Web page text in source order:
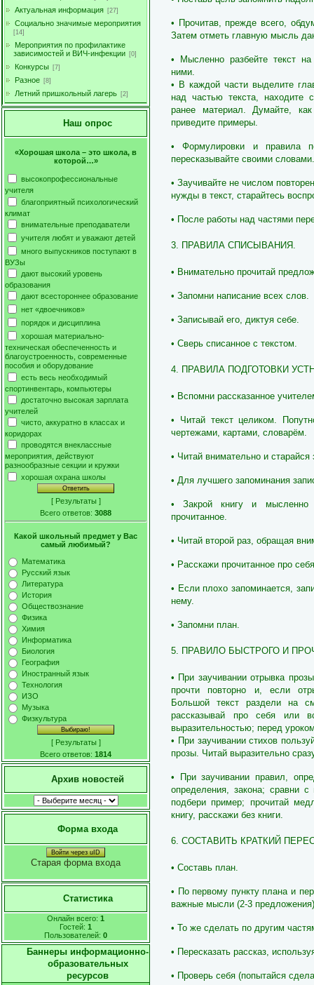
Актуальная информация [27]
Социально значимые мероприятия
[14]
Мероприятия по профилактике
зависимостей и ВИЧ-инфекции [0]
Конкурсы [7]
Разное [8]
Летний пришкольный лагерь [2]
Наш опрос
«Хорошая школа – это школа, в
которой…»
высокопрофессиональные
учителя
благоприятный психологический
климат
внимательные преподаватели
учителя любят и уважают детей
много выпускников поступают в
ВУЗы
дают высокий уровень
образования
дают всестороннее образование
нет «двоечников»
порядок и дисциплина
хорошая материально-
техническая обеспеченность и
благоустроенность, современные
пособия и оборудование
есть весь необходимый
спортинвентарь, компьютеры
достаточно высокая зарплата
учителей
чисто, аккуратно в классах и
коридорах
проводятся внеклассные
мероприятия, действуют
разнообразные секции и кружки
хорошая охрана школы
[ Результаты ]
Всего ответов: 3088
Какой школьный предмет у Вас
самый любимый?
Математика
Русский язык
Литература
История
Обществознание
Физика
Химия
Информатика
Биология
География
Иностранный язык
Технология
ИЗО
Музыка
Физкультура
[ Результаты ]
Всего ответов: 1814
Архив новостей
Форма входа
Войти через uID
Старая форма входа
Статистика
Онлайн всего: 1
Гостей: 1
Пользователей: 0
Баннеры информационно-
образовательных
ресурсов
• Прочитав, прежде всего,
Затем отметь главную мысль
• Мысленно разбейте текст
ними.
• В каждой части выделите
над частью текста, находите
ранее материал. Думайте,
приведите примеры.
• Формулировки и правила
пересказывайте своими словами.
• Заучивайте не числом
нужды в текст, старайтесь
• После работы над частями
3. ПРАВИЛА СПИСЫВАНИЯ.
• Внимательно прочитай
• Запомни написание всех слов.
• Записывай его, диктуя себе.
• Сверь списанное с текстом.
4. ПРАВИЛА ПОДГОТОВКИ
• Вспомни рассказанное
• Читай текст целиком.
чертежами, картами, словарём.
• Читай внимательно и старайся
• Для лучшего запоминания
• Закрой книгу и мысленно
прочитанное.
• Читай второй раз, обращая
• Расскажи прочитанное про
• Если плохо запоминается,
нему.
• Запомни план.
5. ПРАВИЛО БЫСТРОГО И
• При заучивании отрывка
прочти повторно и, если
Большой текст раздели на
рассказывай про себя или
выразительностью; перед
• При заучивании стихов
прозы. Читай выразительно
• При заучивании правил,
определения, закона; сравни
подбери пример; прочитай
книгу, расскажи без книги.
6. СОСТАВИТЬ КРАТКИЙ
• Составь план.
• По первому пункту плана и
важные мысли (2-3
• То же сделать по другим
• Пересказать рассказ,
• Проверь себя (попытайся